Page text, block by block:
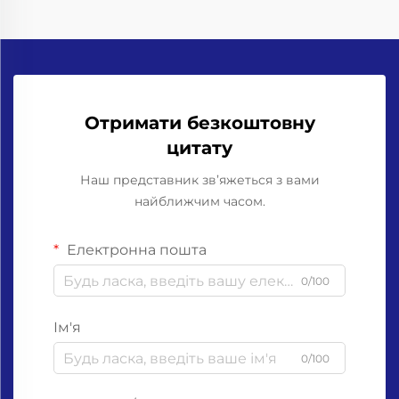
Отримати безкоштовну
цитату
Наш представник зв’яжеться з вами
найближчим часом.
Електронна пошта
0/100
Ім'я
0/100